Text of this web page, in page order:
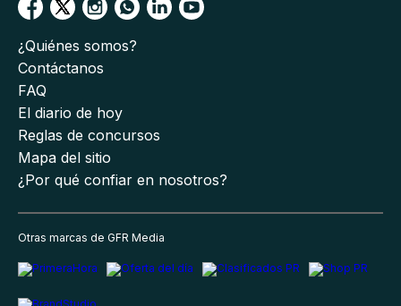
¿Quiénes somos?
Contáctanos
FAQ
El diario de hoy
Reglas de concursos
Mapa del sitio
¿Por qué confiar en nosotros?
Otras marcas de GFR Media